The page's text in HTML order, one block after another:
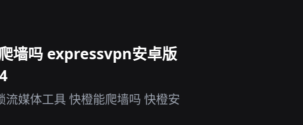
墙吗 expressvpn安卓版
媒体工具 快橙能爬墙吗 快橙安